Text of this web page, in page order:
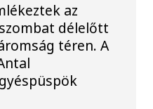
az
délelőtt
téren. A